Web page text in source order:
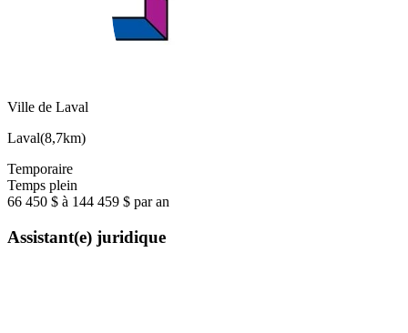
Ville de Laval
Laval(8,7km)
Temporaire
Temps plein
66 450 $ à 144 459 $ par an
Assistant(e) juridique